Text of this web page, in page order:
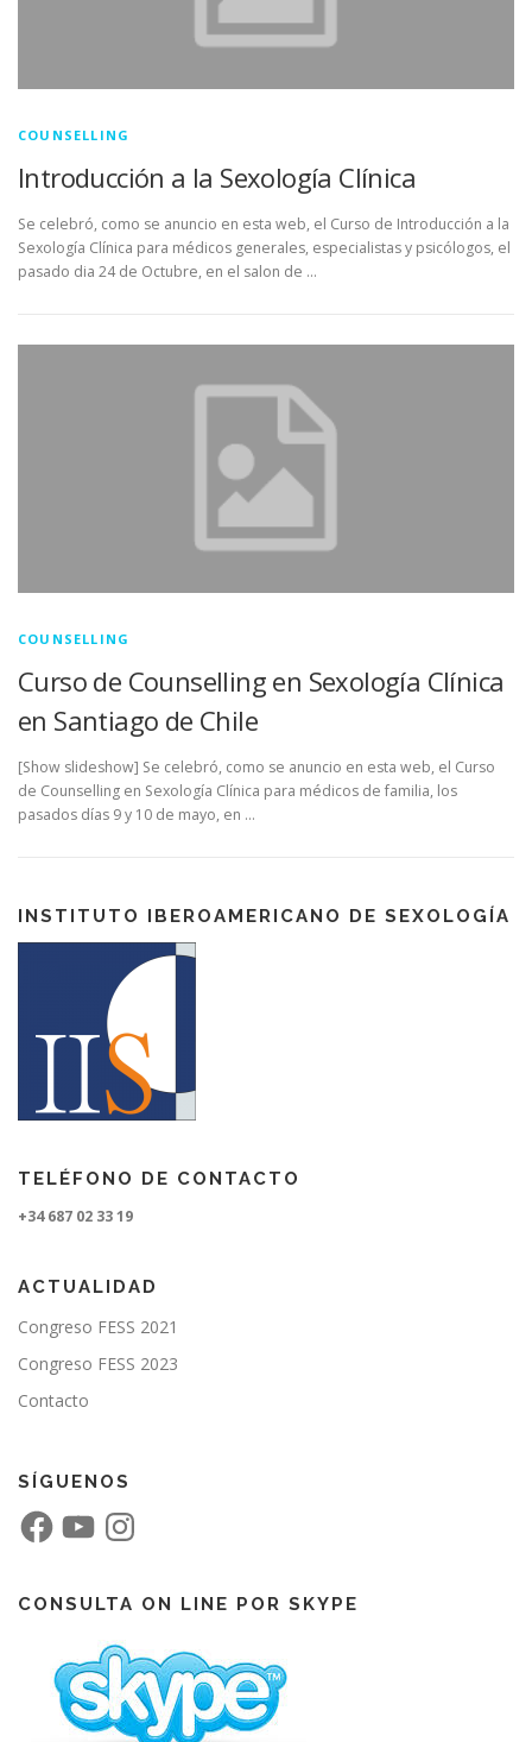
COUNSELLING
Introducción a la Sexología Clínica
Se celebró, como se anuncio en esta web, el Curso de Introducción a la
Sexología Clínica para médicos generales, especialistas y psicólogos, el
pasado dia 24 de Octubre, en el salon de …
COUNSELLING
Curso de Counselling en Sexología Clínica
en Santiago de Chile
[Show slideshow] Se celebró, como se anuncio en esta web, el Curso
de Counselling en Sexología Clínica para médicos de familia, los
pasados días 9 y 10 de mayo, en …
INSTITUTO IBEROAMERICANO DE SEXOLOGÍA
TELÉFONO DE CONTACTO
+34 687 02 33 19
ACTUALIDAD
Congreso FESS 2021
Congreso FESS 2023
Contacto
SÍGUENOS
F
a
o
o
Y
o
b
e
n
g
r
m
CONSULTA ON LINE POR SKYPE